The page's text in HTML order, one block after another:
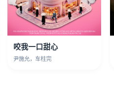
咬我一口甜心
尹施允，车柱完